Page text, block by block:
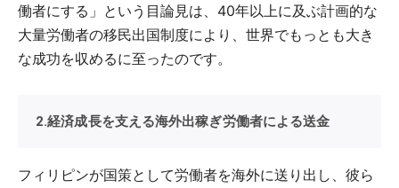
働者にする」という目論見は、40年以上に及ぶ計画的な
大量労働者の移民出国制度により、世界でもっとも大き
な成功を収めるに至ったのです。
2.経済成長を支える海外出稼ぎ労働者による送金
フィリピンが国策として労働者を海外に送り出し、彼ら